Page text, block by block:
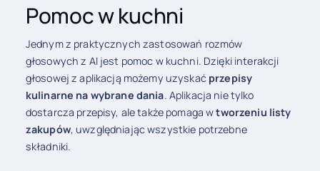
Pomoc w kuchni
Jednym z praktycznych zastosowań rozmów
głosowych z AI jest pomoc w kuchni. Dzięki interakcji
głosowej z aplikacją możemy uzyskać przepisy
kulinarne na wybrane dania. Aplikacja nie tylko
dostarcza przepisy, ale także pomaga wtworzeniu listy
zakupów, uwzględniając wszystkie potrzebne
składniki.